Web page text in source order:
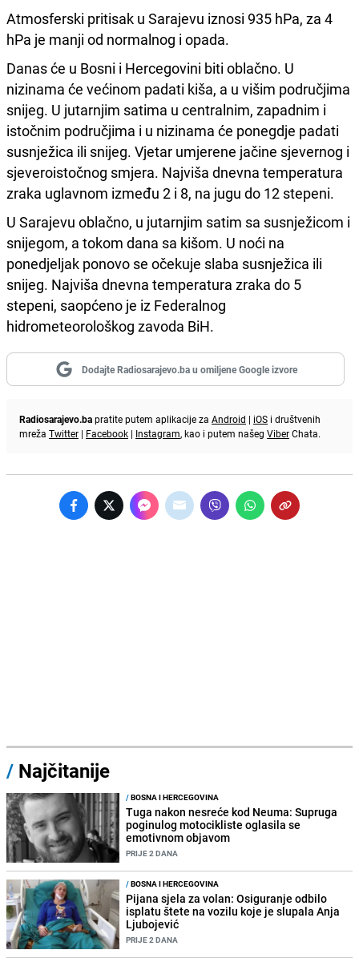
Atmosferski pritisak u Sarajevu iznosi 935 hPa, za 4
hPa je manji od normalnog i opada.
Danas će u Bosni i Hercegovini biti oblačno. U
nizinama će većinom padati kiša, a u višim područjima
snijeg. U jutarnjim satima u centralnim, zapadnim i
istočnim područjima i u nizinama će ponegdje padati
susnježica ili snijeg. Vjetar umjerene jačine sjevernog i
sjeveroistočnog smjera. Najviša dnevna temperatura
zraka uglavnom između 2 i 8, na jugu do 12 stepeni.
U Sarajevu oblačno, u jutarnjim satim sa susnježicom i
snijegom, a tokom dana sa kišom. U noći na
ponedjeljak ponovo se očekuje slaba susnježica ili
snijeg. Najviša dnevna temperatura zraka do 5
stepeni, saopćeno je iz Federalnog
hidrometeorološkog zavoda BiH.
Dodajte Radiosarajevo.ba u omiljene Google izvore
Radiosarajevo.bapratite putem aplikacije za Android | iOS i društvenih
mreža Twitter | Facebook | Instagram, kao i putem našeg ViberChata.
/ Najčitanije
/BOSNA I HERCEGOVINA
Tuga nakon nesreće kod Neuma: Supruga
poginulog motocikliste oglasila se
emotivnom objavom
PRIJE 2 DANA
/BOSNA I HERCEGOVINA
Pijana sjela za volan: Osiguranje odbilo
isplatu štete na vozilu koje je slupala Anja
Ljubojević
PRIJE 2 DANA